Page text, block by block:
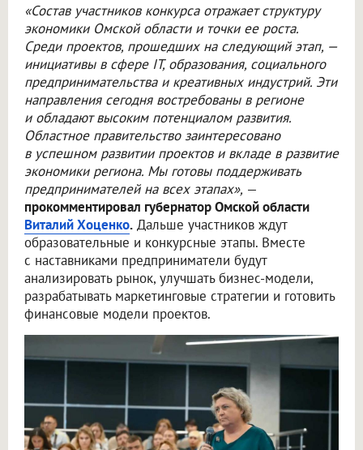
«Состав участников конкурса отражает структуру
экономики Омской области и точки ее роста.
Среди проектов, прошедших на следующий этап, —
инициативы в сфере IT, образования, социального
предпринимательства и креативных индустрий. Эти
направления сегодня востребованы в регионе
и обладают высоким потенциалом развития.
Областное правительство заинтересовано
в успешном развитии проектов и вкладе в развитие
экономики региона. Мы готовы поддерживать
предпринимателей на всех этапах», —
прокомментировал губернатор Омской области
Виталий Хоценко. Дальше участников ждут
образовательные и конкурсные этапы. Вместе
с наставниками предприниматели будут
анализировать рынок, улучшать бизнес-модели,
разрабатывать маркетинговые стратегии и готовить
финансовые модели проектов.